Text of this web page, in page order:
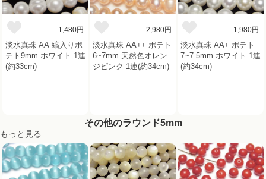
1,480円
淡水真珠 AA 縞入りポ
テト9mm ホワイト 1連
(約33cm)
2,980円
淡水真珠 AA++ ポテト
6~7mm 天然色オレン
ジピンク 1連(約34cm)
1,980円
淡水真珠 AA+ ポテト
7~7.5mm ホワイト 1連
(約34cm)
その他のラウンド5mm
もっと見る